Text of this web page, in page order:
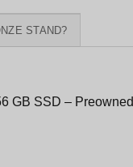
STAND?
GB SSD – Preowned